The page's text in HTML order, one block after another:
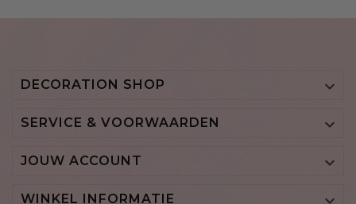
DECORATION SHOP 
SERVICE & VOORWAARDEN 
JOUW ACCOUNT 
WINKEL INFORMATIE